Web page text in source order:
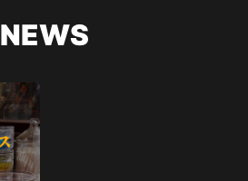
NEWS